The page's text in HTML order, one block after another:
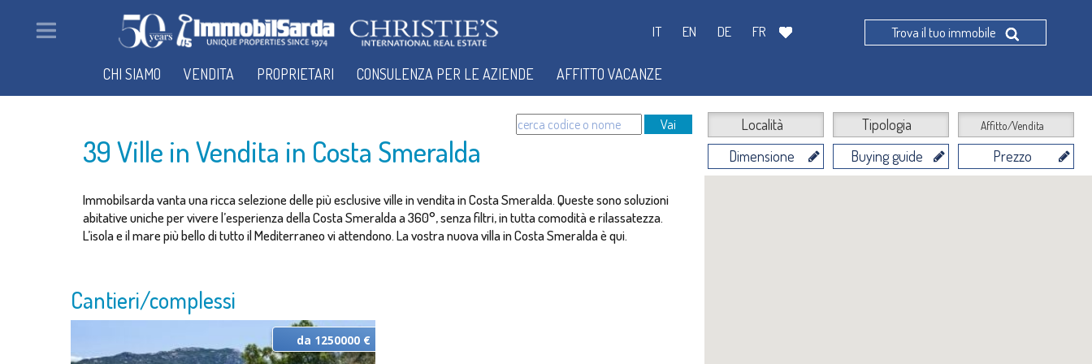
Vai
39 Ville in Vendita in Costa Smeralda
Immobilsarda vanta una ricca selezione delle più esclusive ville in vendita in Costa Smeralda. Queste sono soluzioni
abitative uniche per vivere l’esperienza della Costa Smeralda a 360°, senza filtri, in tutta comodità e rilassatezza.
L’isola e il mare più bello di tutto il Mediterraneo vi attendono. La vostra nuova villa in Costa Smeralda è qui.
Cantieri/complessi
da 1250000 €
Località Tipologia Affitto/Vendita
Dimensione Buying guide Prezzo
FR
DE
EN
IT Trova il tuo immobile
CHI SIAMO VENDITA PROPRIETARI CONSULENZA PER LE AZIENDE AFFITTO VACANZE